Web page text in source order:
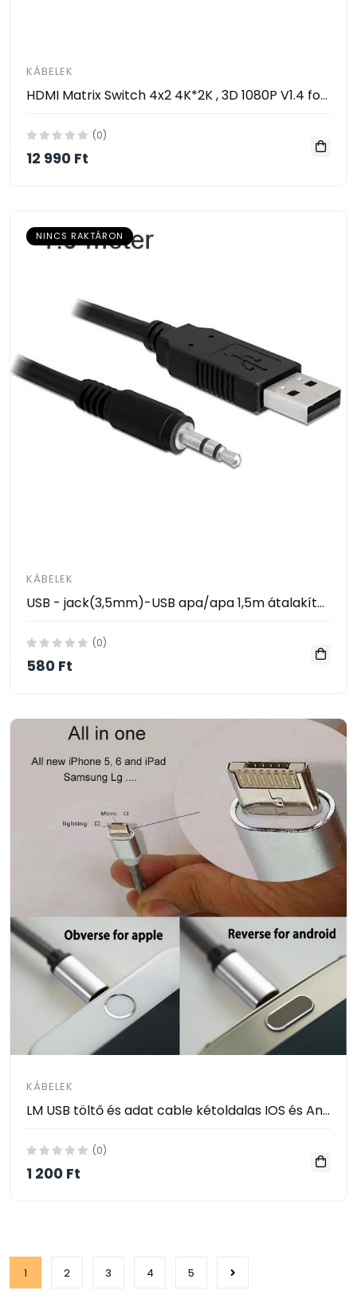
KÁBELEK
HDMI Matrix Switch 4x2 4K*2K , 3D 1080P V1.4 for HDTV XBOX DVD PS3 Projector
(0)
12 990 Ft
NINCS RAKTÁRON
KÁBELEK
USB - jack(3,5mm)-USB apa/apa 1,5m átalakító kábel
(0)
580 Ft
KÁBELEK
LM USB töltő és adat cable kétoldalas IOS és Android Közös csatlakozó iPhone, iPad, Android, Samsung, LG
(0)
1 200 Ft
1 2 3 4 5